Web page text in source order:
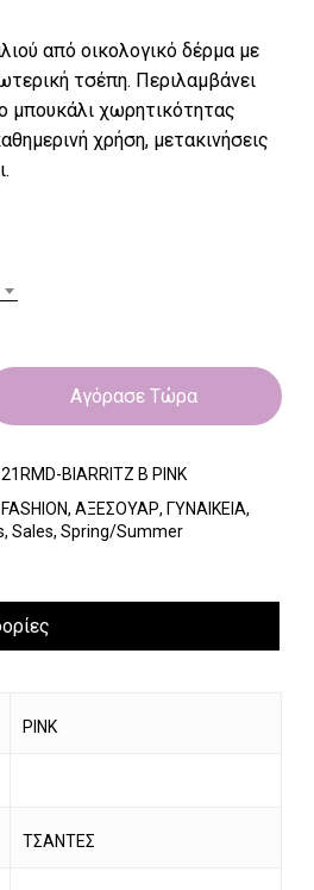
από οικολογικό δέρμα με
τσέπη. Περιλαμβάνει
μπουκάλι χωρητικότητας
χρήση, μετακινήσεις
Αγόρασε Τώρα
BIARRITZ B PINK
FASHION, ΑΞΕΣΟΥΑΡ, ΓΥΝΑΙΚΕΙΑ,
, Sales, Spring/Summer
PINK
ΤΣΑΝΤΕΣ